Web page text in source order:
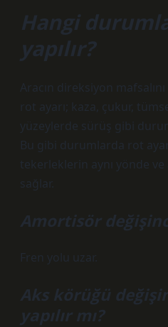
Hangi
yapılır?
Aracın direksiyon
rot ayarı; kaza, çukur,
yüzeylerde sürüş gibi
Bu gibi durumlarda rot
tekerleklerin aynı yönde ve
sağlar.
Amortisör
Fren yolu uzar.
Aks körüğü
yapılır mı?